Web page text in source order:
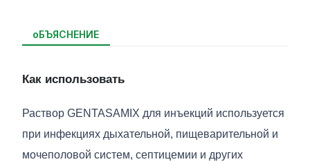
oБЪЯСНЕНИЕ
Как использовать
Раствор GENTASAMIX для инъекций используется
при инфекциях дыхательной, пищеварительной и
мочеполовой систем, септицемии и других